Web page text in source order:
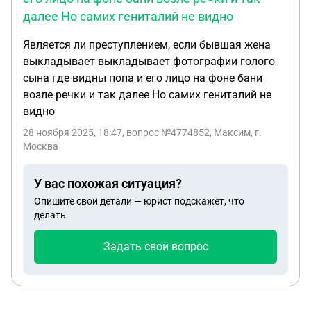
далее Но самих гениталий не видно
Является ли преступлением, если бывшая жена
выкладывает выкладывает фотографии голого
сына где видны попа и его лицо на фоне бани
возле речки и так далее Но самих гениталий не
видно
28 ноября 2025, 18:47, вопрос №4774852, Максим, г.
Москва
У вас похожая ситуация?
Опишите свои детали — юрист подскажет, что
делать.
Задать свой вопрос